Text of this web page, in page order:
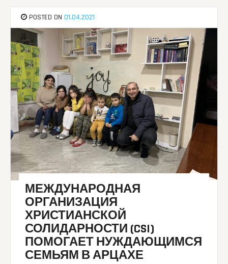
POSTED ON 01.04.2021
МЕЖДУНАРОДНАЯ
ОРГАНИЗАЦИЯ
ХРИСТИАНСКОЙ
СОЛИДАРНОСТИ (CSI)
ПОМОГАЕТ НУЖДАЮЩИМСЯ
СЕМЬЯМ В АРЦАХЕ